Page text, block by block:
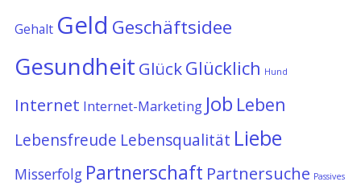
Gehalt Geld Geschäftsidee
Gesundheit GlückGlücklich Hund
Internet Internet-Marketing Job Leben
Lebensfreude Lebensqualität Liebe
Misserfolg Partnerschaft Partnersuche Passives